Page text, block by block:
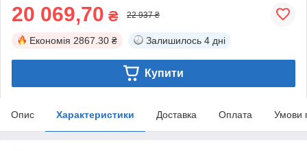
20 069,70 ₴ 22 937 ₴
Економія 2867.30 ₴ Залишилось 4 дні
Купити
Опис Характеристики Доставка Оплата Умови